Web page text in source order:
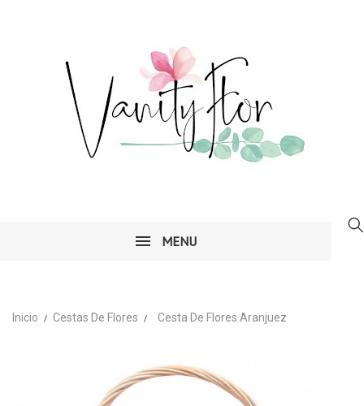
MENU
Inicio Cestas De Flores Cesta De Flores Aranjuez